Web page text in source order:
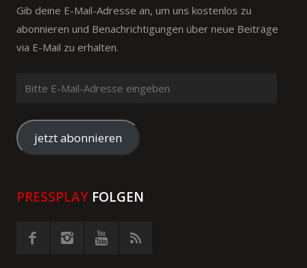
Gib deine E-Mail-Adresse an, um uns kostenlos zu
abonnieren und Benachrichtigungen über neue Beiträge
via E-Mail zu erhalten.
Mail-
Adresse
eingeben
jetzt abonnieren
PRESSPLAY FOLGEN